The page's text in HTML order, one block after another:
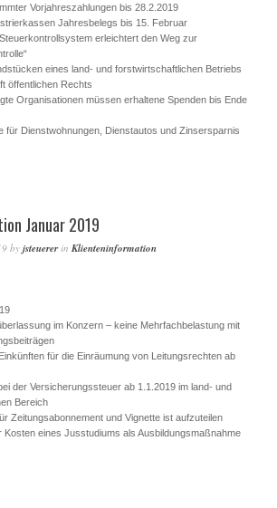
Vorjahreszahlungen bis 28.2.2019
Jahresbelegs bis 15. Februar
erleichtert den Weg zur
eines land- und forstwirtschaftlichen Betriebs
öffentlichen Rechts
Organisationen müssen erhaltene Spenden bis Ende
für Dienstwohnungen, Dienstautos und Zinsersparnis
Januar 2019
by jsteuerer in Klienteninformation
im Konzern – keine Mehrfachbelastung mit
für die Einräumung von Leitungsrechten ab
der Versicherungssteuer ab 1.1.2019 im land- und
Bereich
Zeitungsabonnement und Vignette ist aufzuteilen
Kosten eines Jusstudiums als Ausbildungsmaßnahme